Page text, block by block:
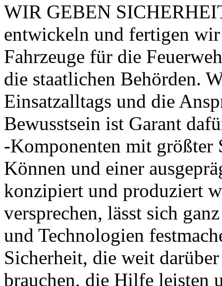
WIR GEBEN
entwickeln und fertigen
Fahrzeuge für die
die staatlichen Behörden.
Einsatzalltags und die
Bewusstsein ist Garant
-Komponenten mit
Können und einer
konzipiert und produziert
versprechen, lässt sich
und Technologien
Sicherheit, die weit
brauchen, die Hilfe leisten